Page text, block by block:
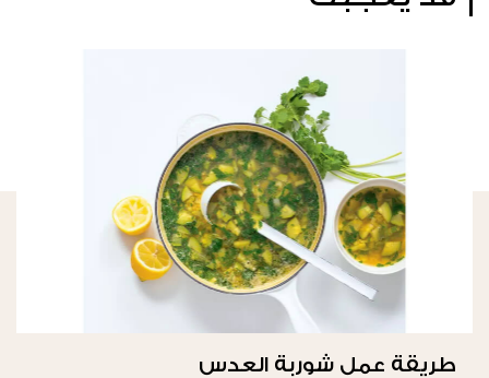
طريقة عمل شوربة العدس